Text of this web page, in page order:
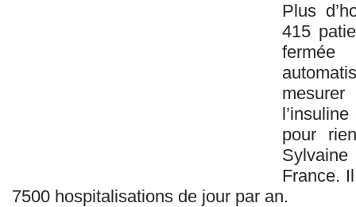
Plus
415
pour
France.
7500 hospitalisations de jour par an.